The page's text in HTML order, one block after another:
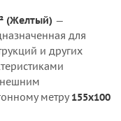
(Желтый) —
для
и других
метру155х100